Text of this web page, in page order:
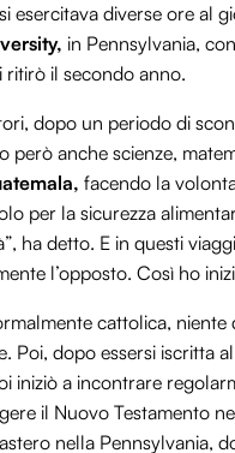
esercitava diverse ore al
in Pennsylvania,
il secondo anno.
dopo un periodo di
però anche scienze,
facendo la
per la sicurezza
ha detto. E in questi
l’opposto. Così ho
cattolica, niente
Poi, dopo essersi iscritta
iniziò a incontrare
il Nuovo Testamento
nella Pennsylvania,